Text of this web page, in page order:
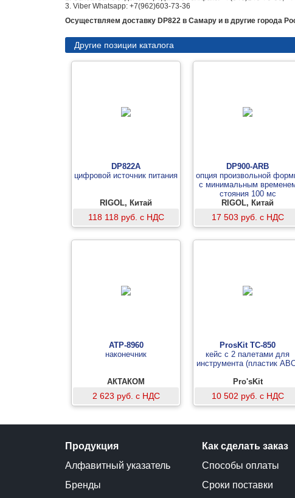
3. Viber Whatsapp: +7(962)603-73-36
Осуществляем доставку DP822 в Самару и в другие города
Другие позиции каталога
DP822A
цифровой источник питания
RIGOL, Китай
118 118 руб. с НДС
DP900-ARB
опция произвольной
с минимальным
стояния 100 мс
RIGOL, Китай
17 503 руб. с НДС
АТР-8960
наконечник
АКТАКОМ
2 623 руб. с НДС
ProsKit TC-850
кейс с 2 палетами для
инструмента (пластик
Pro'sKit
10 502 руб. с НДС
Продукция
Алфавитный указатель
Бренды
Как сделать заказ
Способы оплаты
Сроки поставки